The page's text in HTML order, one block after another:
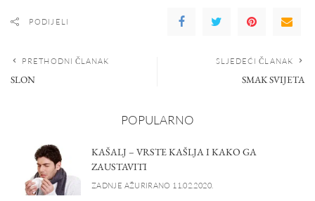
PODIJELI
PRETHODNI ČLANAK
SLON
SLJEDEĆI ČLANAK
SMAK SVIJETA
POPULARNO
KAŠALJ – VRSTE KAŠLJA I KAKO GA
ZAUSTAVITI
ZADNJE AŽURIRANO 11.02.2020.